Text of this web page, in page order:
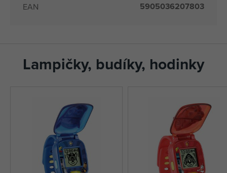
EAN 5905036207803
Lampičky, budíky, hodinky